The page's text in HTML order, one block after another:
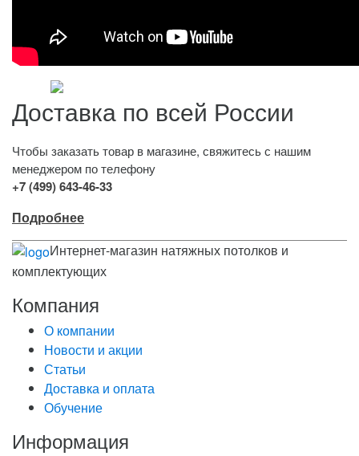
Доставка по всей России
Чтобы заказать товар в магазине, свяжитесь с нашим
менеджером по телефону
+7 (499) 643-46-33
Подробнее
Интернет-магазин натяжных потолков и
комплектующих
Компания
О компании
Новости и акции
Статьи
Доставка и оплата
Обучение
Информация